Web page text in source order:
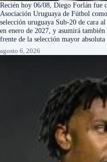
Recién hoy 06/08, Diego Forlán fue
Asociación Uruguaya de Fútbol
selección uruguaya Sub-20 de cara
en enero de 2027, y asumirá
frente de la selección mayor absoluta
agosto 6, 2026